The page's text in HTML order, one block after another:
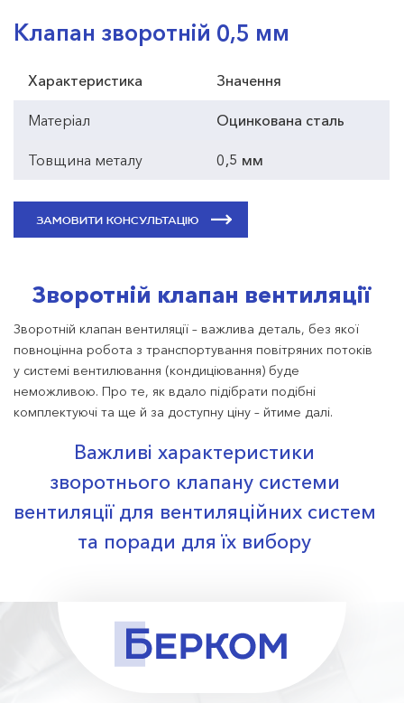
Клапан зворотній 0,5 мм
Характеристика Значення
Матеріал Оцинкована сталь
Товщина металу 0,5 мм
ЗАМОВИТИ КОНСУЛЬТАЦІЮ
Зворотній клапан вентиляції
Зворотній клапан вентиляції – важлива деталь, без якої
повноцінна робота з транспортування повітряних потоків
у системі вентилювання (кондиціювання) буде
неможливою. Про те, як вдало підібрати подібні
комплектуючі та ще й за доступну ціну – йтиме далі.
Важливі характеристики
зворотнього клапану системи
вентиляції для вентиляційних систем
та поради для їх вибору
оцинкованої сталі вітчизняного виробництва – вони
стійкі до деформацій, іржі та поломок, служитимуть
ми пропонуємо вироби із товщиною сталі 0,5 мм, 0,7